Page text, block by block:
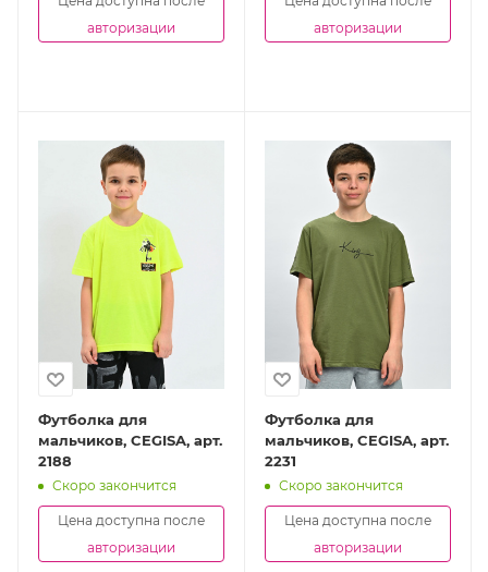
авторизации
авторизации
Футболка для
мальчиков, CEGISA, арт.
2188
Скоро закончится
Цена доступна после
авторизации
Футболка для
мальчиков, CEGISA, арт.
2231
Скоро закончится
Цена доступна после
авторизации